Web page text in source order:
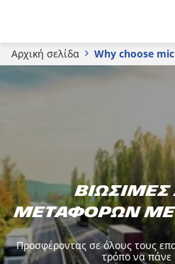
Αρχική σελίδα Why choose
Βιώσιμες
μεταφορών
Προσφέροντας σε όλους τους
τρόπο να